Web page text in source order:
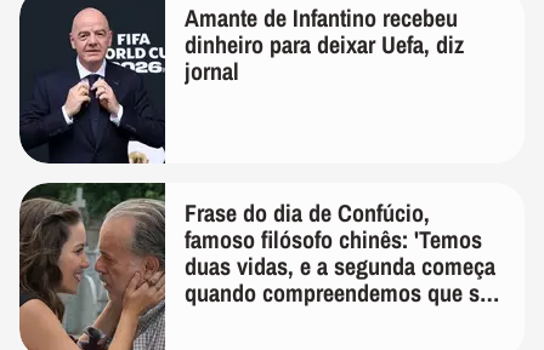
Amante de Infantino recebeu
dinheiro para deixar Uefa, diz
jornal
Frase do dia de Confúcio,
famoso filósofo chinês: 'Temos
duas vidas, e a segunda começa
quando compreendemos que só